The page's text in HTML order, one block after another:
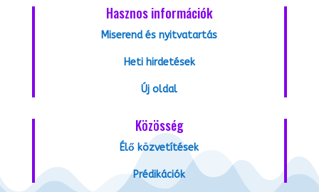
Hasznos információk
Miserend és nyitvatartás
Heti hirdetések
Új oldal
Közösség
Élő közvetítések
Prédikációk